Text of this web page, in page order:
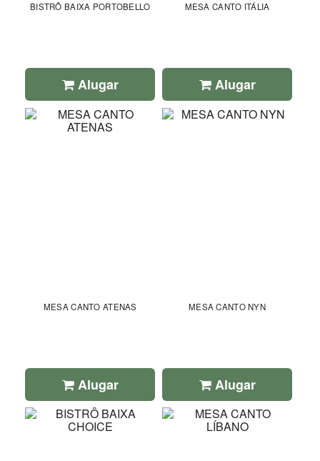
BISTRÔ BAIXA PORTOBELLO
Alugar
MESA CANTO ITÁLIA
Alugar
MESA CANTO ATENAS
Alugar
MESA CANTO NYN
Alugar